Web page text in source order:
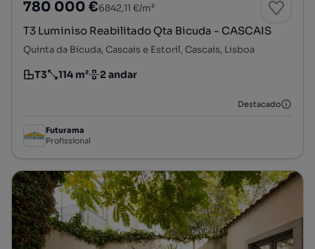
780 000 €6842,11 €/m²
T3 Luminiso Reabilitado Qta Bicuda - CASCAIS
Quinta da Bicuda, Cascais e Estoril, Cascais, Lisboa
Tipologia
T3
Preço por metro quadrado
114 m²
Andar 2 andar
Destacado
Futurama
Profissional